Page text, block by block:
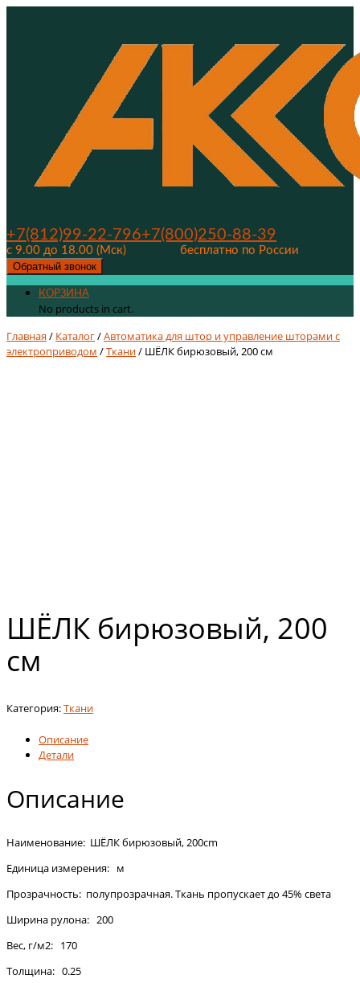
+7(812)99-22-796+7(800)250-88-39
с 9.00 до 18.00 (Мск)
бесплатно по России
Обратный звонок
КОРЗИНА
No products in cart.
Главная/ Каталог/Автоматика для штор и управление шторами с
электроприводом /Ткани/ ШЁЛК бирюзовый, 200 см
ШЁЛК бирюзовый, 200
см
Категория:Ткани
Описание
Детали
Описание
Наименование: ШЁЛК бирюзовый, 200cm
Единица измерения: м
Прозрачность: полупрозрачная. Ткань пропускает до 45% света
Ширина рулона: 200
Вес, г/м2: 170
Толщина: 0.25